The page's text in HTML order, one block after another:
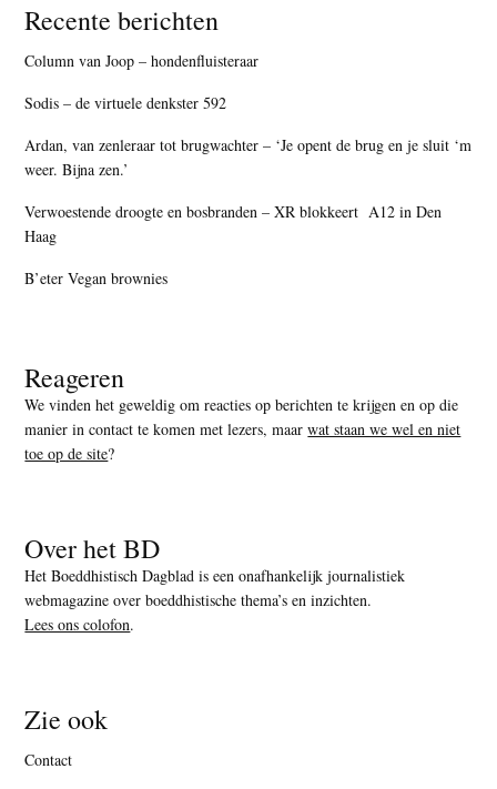
Recente berichten
Column van Joop – hondenfluisteraar
Sodis – de virtuele denkster 592
Ardan, van zenleraar tot brugwachter – ‘Je opent de brug en je sluit ‘m
weer. Bijna zen.’
Verwoestende droogte en bosbranden – XR blokkeert A12 in Den
Haag
B’eter Vegan brownies
Reageren
We vinden het geweldig om reacties op berichten te krijgen en op die
manier in contact te komen met lezers, maarwat staan we wel en niet
toe op de site?
Over het BD
Het Boeddhistisch Dagblad is een onafhankelijk journalistiek
webmagazine over boeddhistische thema’s en inzichten.
Lees ons colofon.
Zie ook
Contact